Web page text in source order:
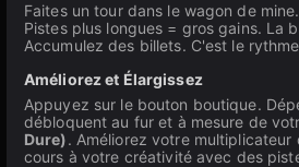
Faites un tour dans le wagon de
Pistes plus longues = gros gains. La
Accumulez des billets. C'est le
Améliorez et Élargissez
Appuyez sur le bouton boutique.
débloquent au fur et à mesure de
Dure). Améliorez votre multiplicateur
cours à votre créativité avec des